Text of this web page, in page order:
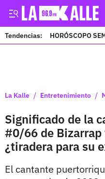
Tendencias: HORÓSCOPO
La Kalle / Entretenimiento /
Significado de la
#0/66 de Bizarrap
¿tiradera para su
El cantante